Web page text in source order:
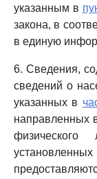
указанным в
закона, в
в единую
6. Сведения,
сведений о
указанных в
направленных